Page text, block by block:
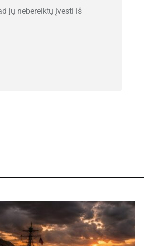
jų nebereiktų įvesti iš